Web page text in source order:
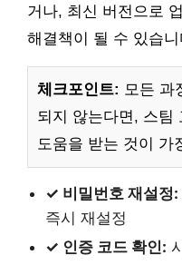
거나, 최신 버전으로
해결책이 될 수 있습니
체크포인트: 모든 과
되지 않는다면, 스팀
도움을 받는 것이 가
✓ 비밀번호 재설정:
즉시 재설정
✓ 인증 코드 확인: